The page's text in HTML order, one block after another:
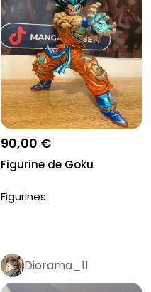
90,00 €
Figurine de Goku
Figurines
Diorama_11